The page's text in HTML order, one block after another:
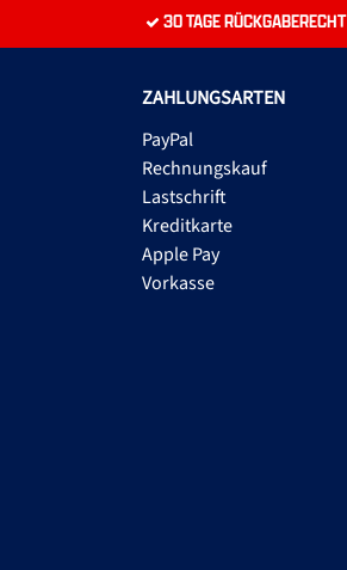
30 TAGE RÜCKGABERECHT
ZAHLUNGSARTEN
PayPal
Rechnungskauf
Lastschrift
Kreditkarte
Apple Pay
Vorkasse